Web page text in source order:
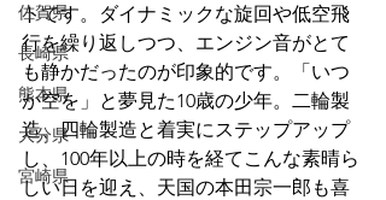
佐賀県
長崎県
熊本県
大分県
宮崎県
トです。ダイナミックな旋回や低空飛
行を繰り返しつつ、エンジン音がとて
も静かだったのが印象的です。「いつ
か空を」と夢見た10歳の少年。二輪製
造、四輪製造と着実にステップアップ
し、100年以上の時を経てこんな素晴ら
しい日を迎え、天国の本田宗一郎も喜